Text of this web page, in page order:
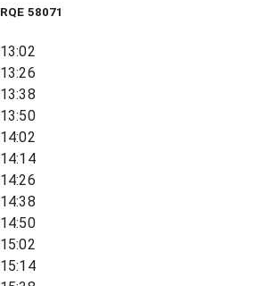
RQE 58071
13:02
13:26
13:38
13:50
14:02
14:14
14:26
14:38
14:50
15:02
15:14